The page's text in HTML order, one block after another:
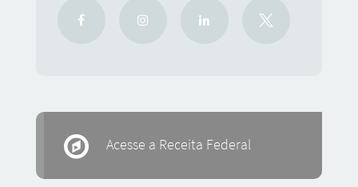
Acesse a Receita Federal